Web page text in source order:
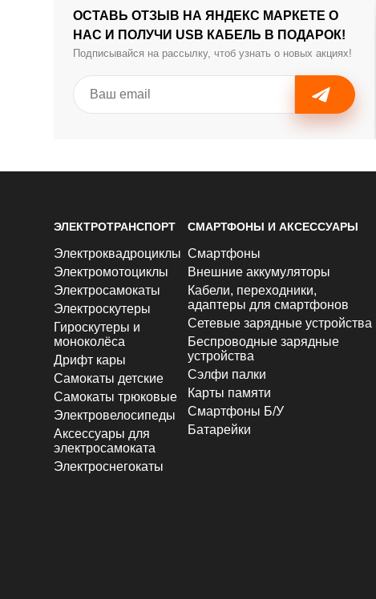
ОСТАВЬ ОТЗЫВ НА ЯНДЕКС МАРКЕТЕ О
НАС И ПОЛУЧИ USB КАБЕЛЬ В ПОДАРОК!
Подписывайся на рассылку, чтоб узнать о новых акциях!
ЭЛЕКТРОТРАНСПОРТ
Электроквадроциклы
Электромотоциклы
Электросамокаты
Электроскутеры
Гироскутеры и
моноколёса
Дрифт кары
Самокаты детские
Самокаты трюковые
Электровелосипеды
Аксессуары для
электросамоката
Электроснегокаты
СМАРТФОНЫ И АКСЕССУАРЫ
Смартфоны
Внешние аккумуляторы
Кабели, переходники,
адаптеры для смартфонов
Сетевые зарядные устройства
Беспроводные зарядные
устройства
Сэлфи палки
Карты памяти
Смартфоны Б/У
Батарейки